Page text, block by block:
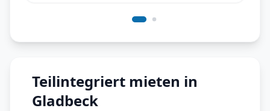
Teilintegriert mieten in
Gladbeck